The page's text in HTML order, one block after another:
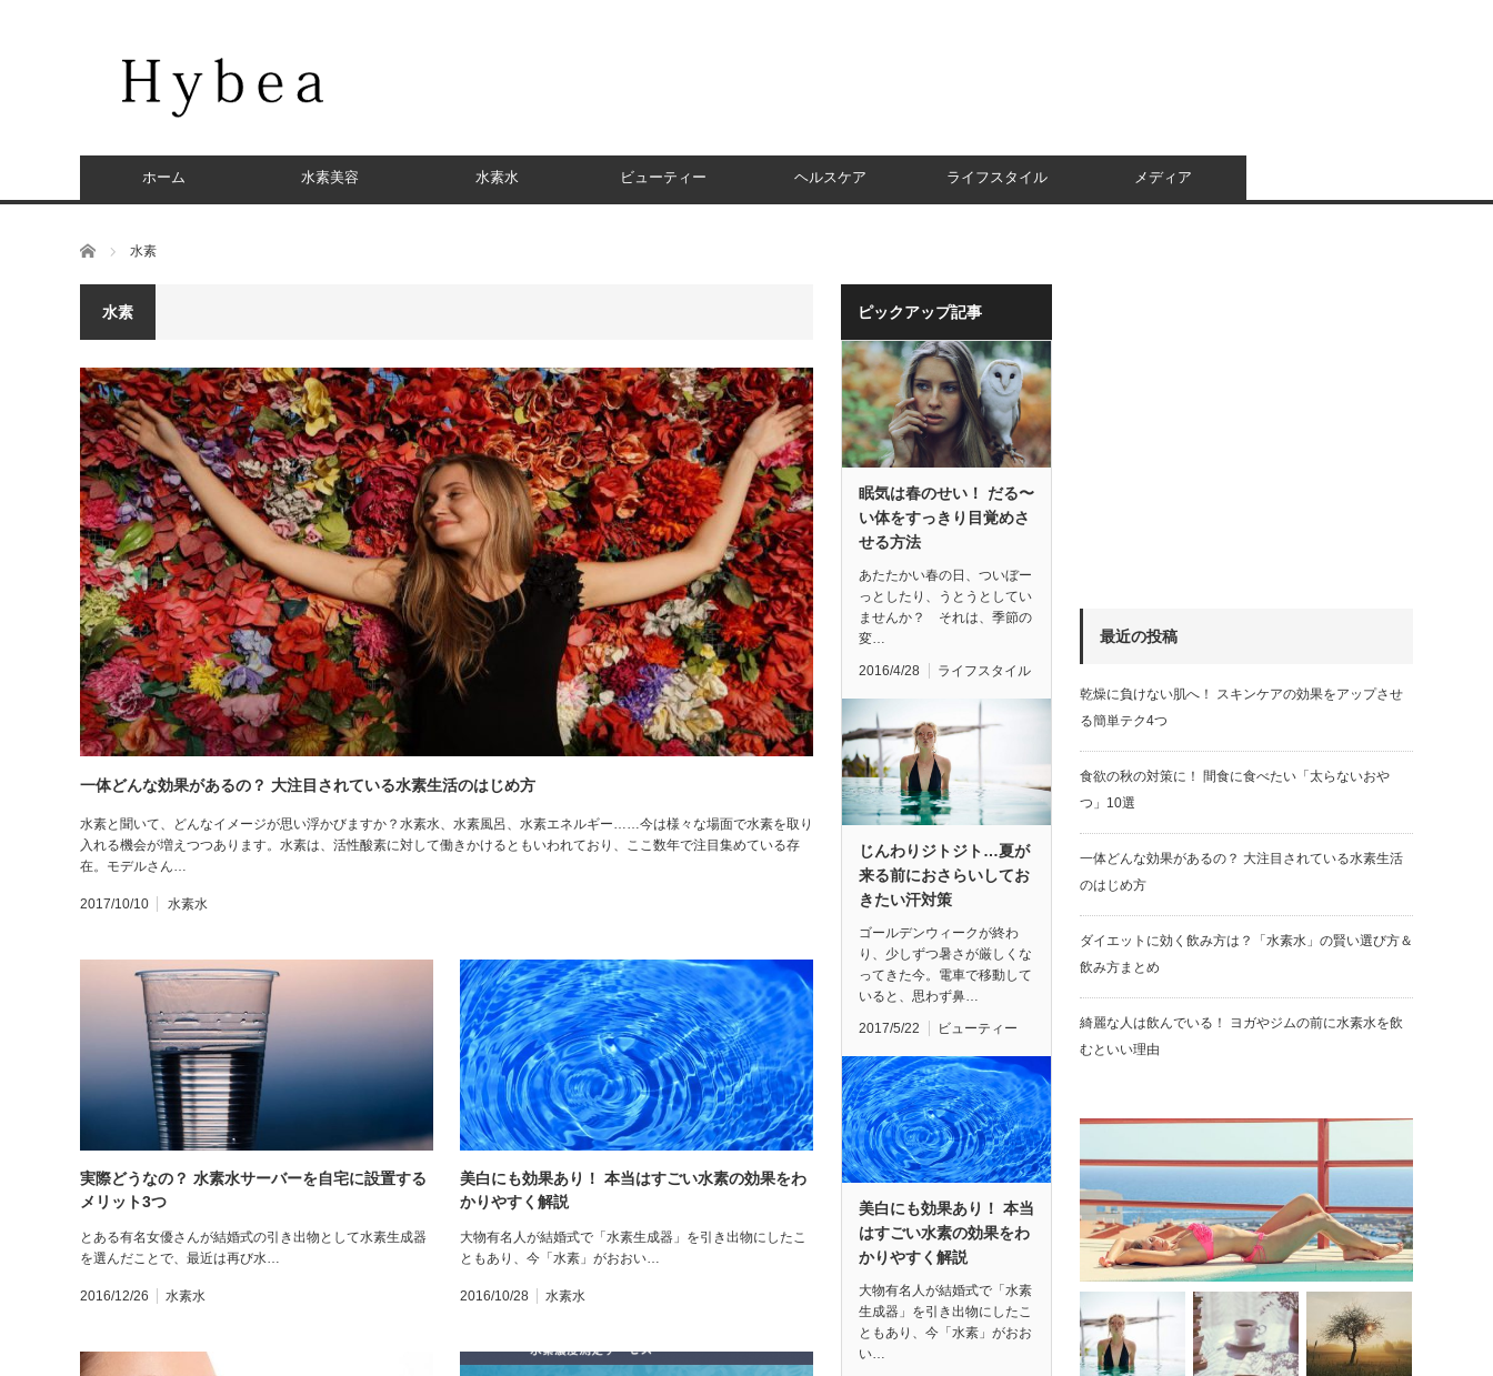
ホーム 水素美容 水素水 ビューティー ヘルスケア ライフスタイル メディア
ホーム 水素
水素
一体どんな効果があるの？ 大注目されている水素生活のはじめ方
水素と聞いて、どんなイメージが思い浮かびますか？水素水、水素風呂、水素エネルギー……今は様々な場面で水素を取り
入れる機会が増えつつあります。水素は、活性酸素に対して働きかけるともいわれており、ここ数年で注目集めている存
在。モデルさん…
2017/10/10 水素水
実際どうなの？ 水素水サーバーを自宅に設置する
メリット3つ
とある有名女優さんが結婚式の引き出物として水素生成器
を選んだことで、最近は再び水…
2016/12/26 水素水
美白にも効果あり！ 本当はすごい水素の効果をわ
かりやすく解説
大物有名人が結婚式で「水素生成器」を引き出物にしたこ
ともあり、今「水素」がおおい…
2016/10/28 水素水
ピックアップ記事
眠気は春のせい！ だる〜
い体をすっきり目覚めさ
せる方法
あたたかい春の日、ついぼー
っとしたり、うとうとしてい
ませんか？ それは、季節の
変…
2016/4/28 ライフスタイル
じんわりジトジト…夏が
来る前におさらいしてお
きたい汗対策
ゴールデンウィークが終わ
り、少しずつ暑さが厳しくな
ってきた今。電車で移動して
いると、思わず鼻…
2017/5/22 ビューティー
美白にも効果あり！ 本当
はすごい水素の効果をわ
かりやすく解説
大物有名人が結婚式で「水素
生成器」を引き出物にしたこ
ともあり、今「水素」がおお
い…
最近の投稿
乾燥に負けない肌へ！ スキンケアの効果をアップさせ
る簡単テク4つ
食欲の秋の対策に！ 間食に食べたい「太らないおや
つ」10選
一体どんな効果があるの？ 大注目されている水素生活
のはじめ方
ダイエットに効く飲み方は？「水素水」の賢い選び方＆
飲み方まとめ
綺麗な人は飲んでいる！ ヨガやジムの前に水素水を飲
むといい理由